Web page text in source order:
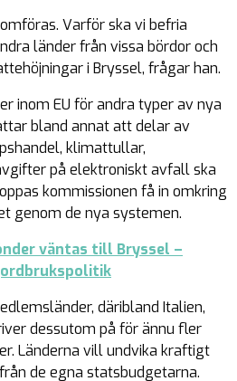
Varför ska vi befria
länder från vissa bördor och
i Bryssel, frågar han.
inom EU för andra typer av nya
bland annat att delar av
klimattullar,
på elektroniskt avfall ska
kommissionen få in omkring
genom de nya systemen.
väntas till Bryssel –
däribland Italien,
dessutom på för ännu fler
Länderna vill undvika kraftigt
de egna statsbudgetarna.